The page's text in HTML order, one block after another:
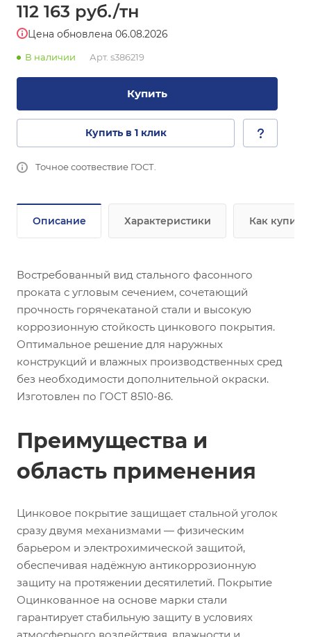
112 163 руб./тн
Цена обновлена 06.08.2026
В наличии Арт. s386219
Купить
Купить в 1 клик
Точное соотвествие ГОСТ.
Описание Характеристики Как купить
Востребованный вид стального фасонного
проката с угловым сечением, сочетающий
прочность горячекатаной стали и высокую
коррозионную стойкость цинкового покрытия.
Оптимальное решение для наружных
конструкций и влажных производственных сред
без необходимости дополнительной окраски.
Изготовлен по ГОСТ 8510-86.
Преимущества и
область применения
Цинковое покрытие защищает стальной уголок
сразу двумя механизмами — физическим
барьером и электрохимической защитой,
обеспечивая надёжную антикоррозионную
защиту на протяжении десятилетий. Покрытие
Оцинкованное на основе марки стали
гарантирует стабильную защиту в условиях